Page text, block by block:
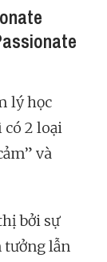
lý học
có 2 loại
và
bởi sự
tưởng lẫn